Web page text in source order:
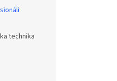
technika